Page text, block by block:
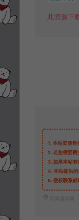
此资源下
1. 本站资源售
2. 若您需要商
3. 如果本站有
4. 本站提供
5. 侵权联系
阿泽源码网